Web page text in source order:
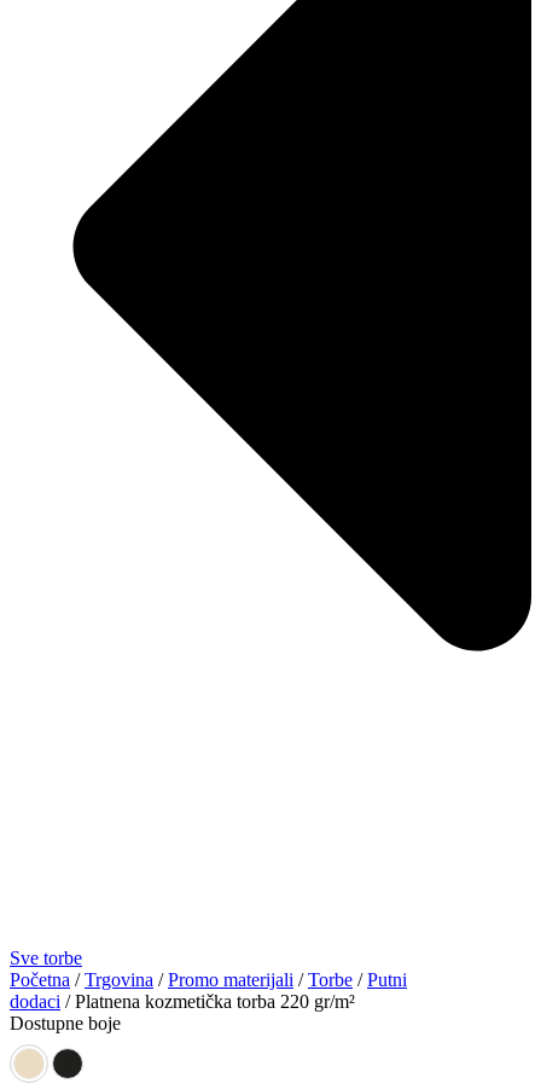
Sve torbe
Početna /Trgovina /Promo materijali /Torbe /Putni
dodaci / Platnena kozmetička torba 220 gr/m²
Dostupne boje